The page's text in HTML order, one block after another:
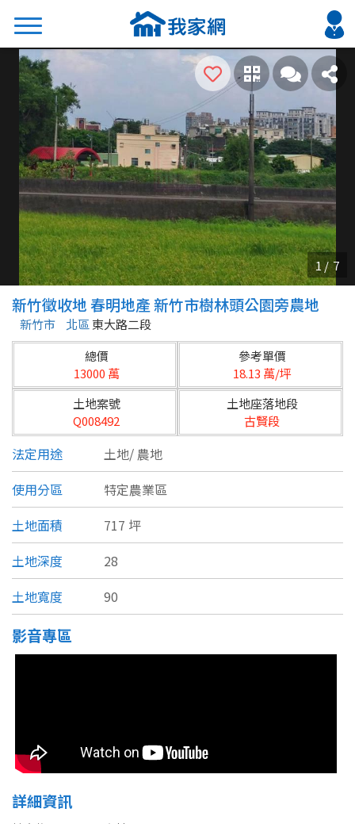
搜尋
熱門關鍵字
2026 台北降價好屋限量釋出
2026 新北降價好屋限量釋出
2026 台中降價好屋限量釋出
2026 台南降價好屋限量釋出
2026 高雄降價好屋限量釋出
縣市
不限
台北市
基隆市
新北市
宜蘭縣
桃園市
新竹市
新竹縣
苗栗縣
雲林縣
嘉義縣
區域
類型(可複選)
不拘 公寓
別墅
農舍
廠辦
20~30 坪 30~40 坪
40~50 坪
新竹徵收地 春明地產 新竹市樹林頭公園旁農地
新竹市 北區 東大路二段
總價
13000 萬
參考單價
18.13 萬/坪
土地案號
Q008492
土地座落地段
古賢段
法定用途 土地/ 農地
使用分區
特定農業區
土地面積
717 坪
土地深度
28
土地寬度
90
影音專區
詳細資訊